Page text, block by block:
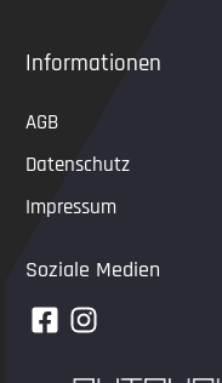
Informationen
AGB
Datenschutz
Impressum
Soziale Medien